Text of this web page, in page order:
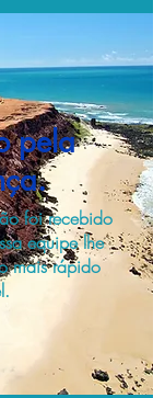
pela
foi recebido
equipe lhe
mais rápido